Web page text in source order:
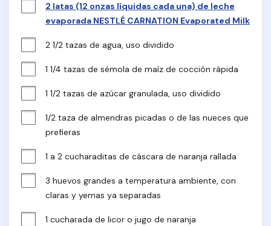
2 latas (12 onzas líquidas cada una) de leche
evaporada NESTLÉ CARNATION Evaporated Milk
2 1/2 tazas de agua, uso dividido
1 1/4 tazas de sémola de maíz de cocción rápida
1 1/2 tazas de azúcar granulada, uso dividido
1/2 taza de almendras picadas o de las nueces que
prefieras
1 a 2 cucharaditas de cáscara de naranja rallada
3 huevos grandes a temperatura ambiente, con
claras y yemas ya separadas
1 cucharada de licor o jugo de naranja